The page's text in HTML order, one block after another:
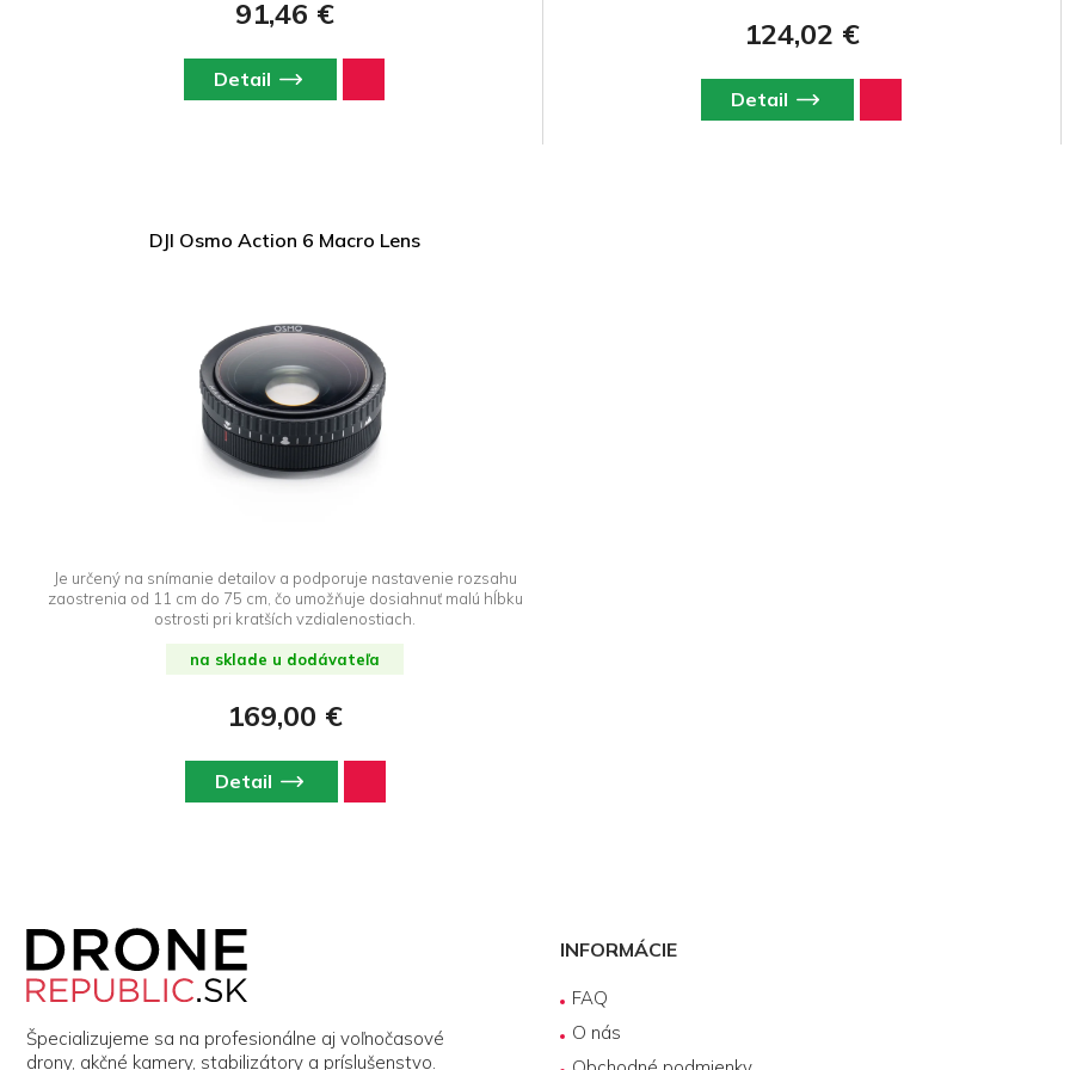
91,46 €
Detail
124,02 €
Detail
DJI Osmo Action 6 Macro Lens
Je určený na snímanie detailov a podporuje nastavenie rozsahu
zaostrenia od 11 cm do 75 cm, čo umožňuje dosiahnuť malú hĺbku
ostrosti pri kratších vzdialenostiach.
na sklade u dodávateľa
169,00 €
Detail
Špecializujeme sa na profesionálne aj voľnočasové
drony, akčné kamery, stabilizátory a príslušenstvo.
INFORMÁCIE
FAQ
O nás